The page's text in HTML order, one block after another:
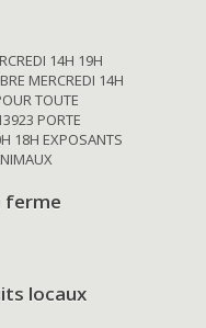
14H 19H
MERCREDI 14H
TOUTE
PORTE
18H EXPOSANTS
ferme
locaux